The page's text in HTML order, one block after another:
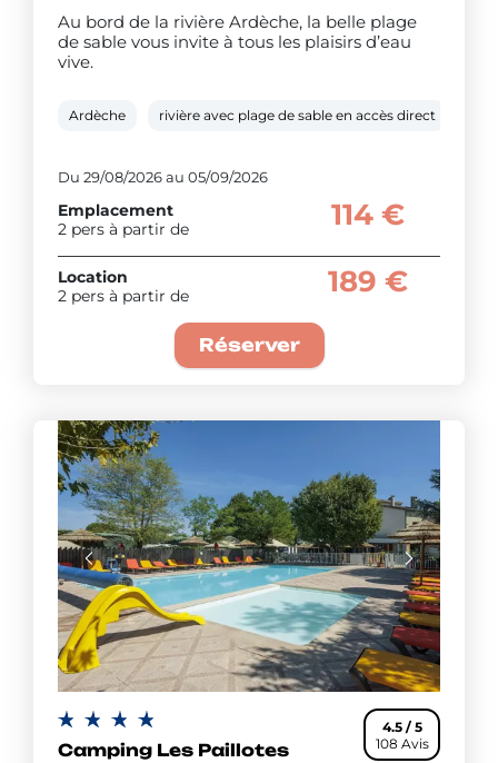
Au bord de la rivière Ardèche, la belle plage
de sable vous invite à tous les plaisirs d’eau
vive.
Ardèche rivière avec plage de sable en accès direct
Du 29/08/2026 au 05/09/2026
Emplacement
2 pers à partir de
114 €
Location
2 pers à partir de
189 €
Réserver
4.5 / 5
108 Avis
Camping Les Paillotes